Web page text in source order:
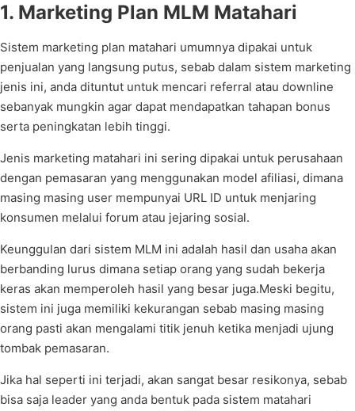
1. Marketing Plan MLM Matahari
Sistem marketing plan matahari umumnya dipakai untuk
penjualan yang langsung putus, sebab dalam sistem marketing
jenis ini, anda dituntut untuk mencari referral atau downline
sebanyak mungkin agar dapat mendapatkan tahapan bonus
serta peningkatan lebih tinggi.
Jenis marketing matahari ini sering dipakai untuk perusahaan
dengan pemasaran yang menggunakan model afiliasi, dimana
masing masing user mempunyai URL ID untuk menjaring
konsumen melalui forum atau jejaring sosial.
Keunggulan dari sistem MLM ini adalah hasil dan usaha akan
berbanding lurus dimana setiap orang yang sudah bekerja
keras akan memperoleh hasil yang besar juga.Meski begitu,
sistem ini juga memiliki kekurangan sebab masing masing
orang pasti akan mengalami titik jenuh ketika menjadi ujung
tombak pemasaran.
Jika hal seperti ini terjadi, akan sangat besar resikonya, sebab
bisa saja leader yang anda bentuk pada sistem matahari